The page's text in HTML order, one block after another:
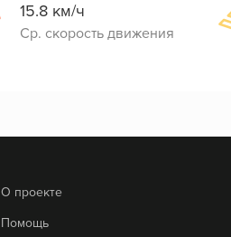
15.8 км/ч
Ср. скорость движения
О проекте
Помощь